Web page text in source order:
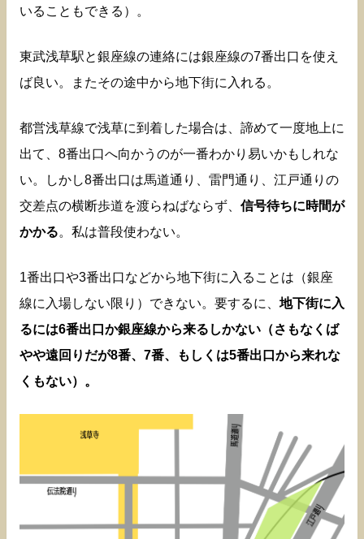
いることもできる）。
東武浅草駅と銀座線の連絡には銀座線の7番出口を使え
ば良い。またその途中から地下街に入れる。
都営浅草線で浅草に到着した場合は、諦めて一度地上に
出て、8番出口へ向かうのが一番わかり易いかもしれな
い。しかし8番出口は馬道通り、雷門通り、江戸通りの
交差点の横断歩道を渡らねばならず、 信号待ちに時間が
かかる。私は普段使わない。
1番出口や3番出口などから地下街に入ることは（銀座
線に入場しない限り）できない。要するに、 地下街に入
るには6番出口か銀座線から来るしかない（さもなくば
やや遠回りだが8番、7番、もしくは5番出口から来れな
くもない）。